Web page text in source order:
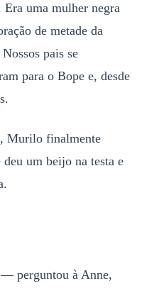
Era uma mulher negra
de metade da
pais se
para o Bope e, desde
Murilo finalmente
um beijo na testa e
perguntou à Anne,